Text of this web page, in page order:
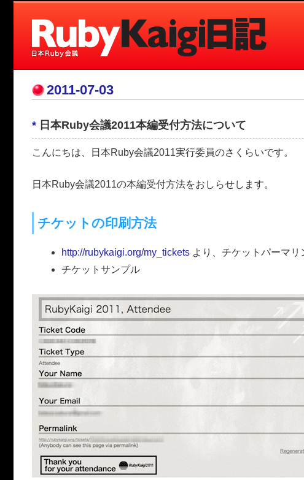
2011-07-03
* 日本Ruby会議2011本編受付方法について
こんにちは、日本Ruby会議2011実行委員のさくらいです。
日本Ruby会議2011の本編受付方法をおしらせします。
チケットの印刷方法
http://rubykaigi.org/my_tickets より、チケットパーマリ
チケットサンプル